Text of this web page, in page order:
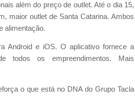
além do preço de outlet. Até o dia 15,
maior outlet de Santa Catarina. Ambos
alimentação.
Android e iOS. O aplicativo fornece a
todos os empreendimentos. Mais
o que está no DNA do Grupo Tacla